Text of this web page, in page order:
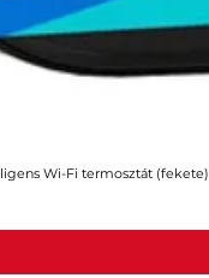
Wi-Fi termosztát (fekete)